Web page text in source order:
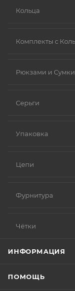
Кольца
Комплекты с
Рюкзами и Сумки
Серьги
Упаковка
Цепи
Фурнитура
Чётки
ИНФОРМАЦИЯ
ПОМОЩЬ